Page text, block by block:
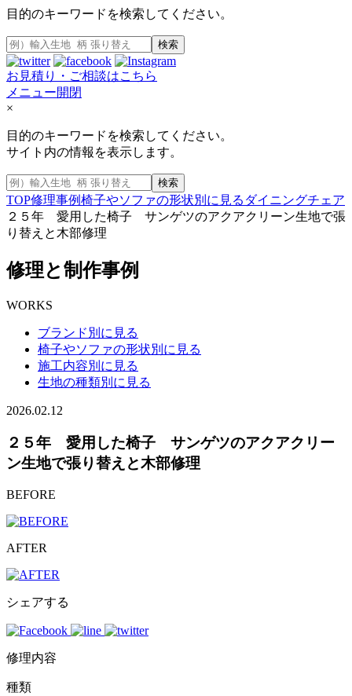
目的のキーワードを検索してください。
検索
お見積り・ご相談はこちら
メニュー開閉
×
目的のキーワードを検索してください。
サイト内の情報を表示します。
検索
TOP修理事例椅子やソファの形状別に見る ダイニングチェア
２５年 愛用した椅子 サンゲツのアクアクリーン生地で張
り替えと木部修理
修理と制作事例
WORKS
ブランド別に見る
椅子やソファの形状別に見る
施工内容別に見る
生地の種類別に見る
2026.02.12
２５年 愛用した椅子 サンゲツのアクアクリー
ン生地で張り替えと木部修理
BEFORE
AFTER
シェアする
修理内容
種類